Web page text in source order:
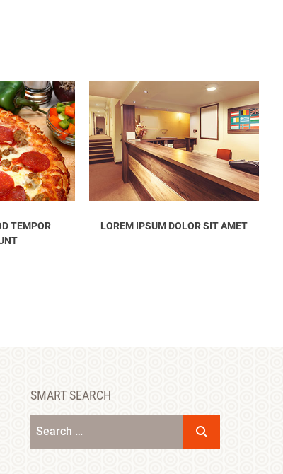
SIT AMET CONSECTETUR ADIPISICING ELIT
SMART SEARCH